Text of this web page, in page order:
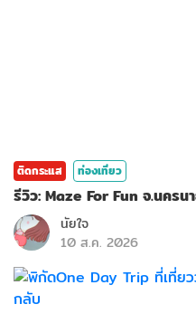
ติดกระแส ท่องเที่ยว
รีวิว: Maze For Fun จ.นคร
นัยใจ
10 ส.ค. 2026